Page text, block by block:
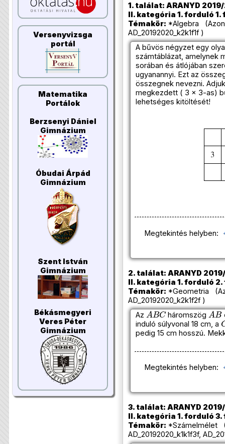
Versenyvizsga
portál
Matematika
Portálok
Berzsenyi Dániel
Gimnázium
Óbudai Árpád
Gimnázium
Szent István
Gimnázium
Békásmegyeri
Veres Péter
Gimnázium
1. találat: ARANYD
II. kategória 1. forduló
Témakör: *Algebra
AD_20192020_k2k1f1f )
A bűvös négyzet egy
számtáblázat, amelynek
sorában és átlójában
ugyanannyi. Ezt az
összegnek nevezni.
megkezdett ( 3 × 3-as)
lehetséges kitöltését!
Megtekintés helyben:
2. találat: ARANYD
II. kategória 1. forduló
Témakör: *Geometria
AD_20192020_k2k1f2f )
Az
ABC
háromszög
AB
induló súlyvonal 18 cm, a
pedig 15 cm hosszú.
Megtekintés helyben:
3. találat: ARANYD
II. kategória 1. forduló
Témakör: *Számelmélet
AD_20192020_k1k1f3f,